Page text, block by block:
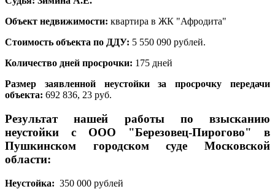
Объект недвижимости: квартира в ЖК "Афродита"
Стоимость объекта по ДДУ: 5 550 090 рублей.
Количество дней просрочки: 175 дней
Размер заявленной неустойки за просрочку передачи
объекта: 692 836, 23 руб.
Результат нашей работы по взысканию
неустойки с ООО "Березовец-Пирогово" в
Пушкинском городском суде Московской
области:
Неустойка: 350 000 рублей